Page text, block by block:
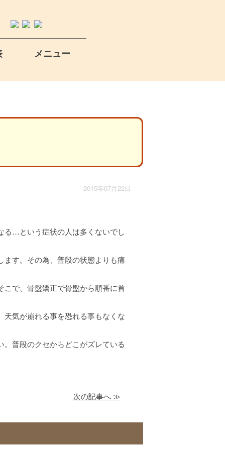
メニュー
2015年07月22日
る…という症状の人は多くないでし
す。その為、普段の状態よりも痛
こで、骨盤矯正で骨盤から順番に首
気が崩れる事を恐れる事もなくな
普段のクセからどこがズレている
次の記事へ ≫